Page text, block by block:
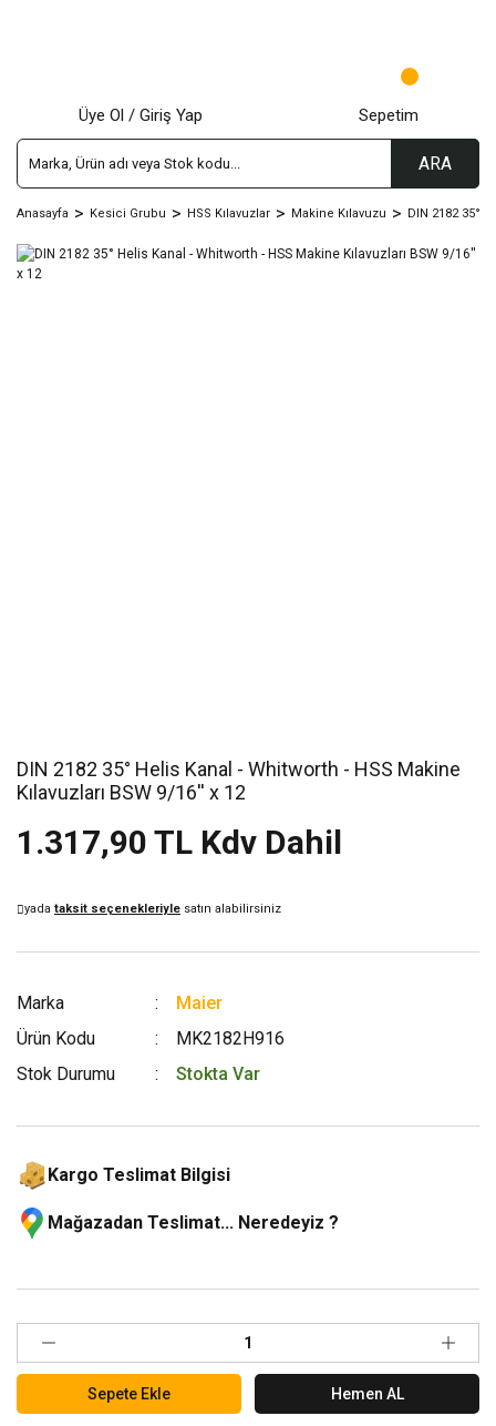
ARA
Üye Ol / Giriş Yap Sepetim
Anasayfa Kesici Grubu HSS Kılavuzlar Makine Kılavuzu DIN 2182 35°
DIN 2182 35° Helis Kanal - Whitworth - HSS Makine
Kılavuzları BSW 9/16'' x 12
1.317,90 TL Kdv Dahil
yada taksit seçenekleriyle satın alabilirsiniz
Marka
Maier
Ürün Kodu
MK2182H916
Stok Durumu
Stokta Var
Kargo Teslimat Bilgisi
Mağazadan Teslimat... Neredeyiz ?
Sepete Ekle Hemen AL